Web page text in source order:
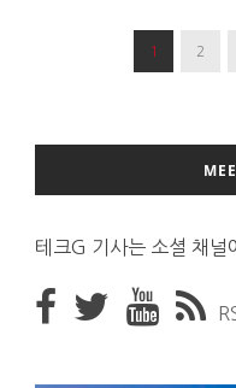
1 2
테크G 기사는 소셜 채널